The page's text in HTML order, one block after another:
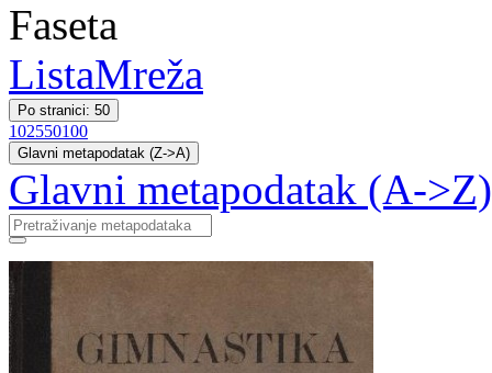
Faseta
ListaMreža
Po stranici: 50
102550100
Glavni metapodatak (Z->A)
Glavni metapodatak (A->Z)